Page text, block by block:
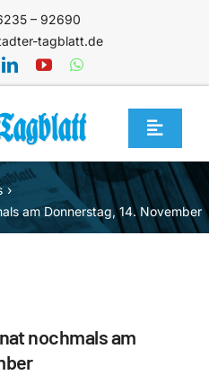
– 92690
tagblatt.de
Toggle
am Donnerstag, 14. November
nochmals am